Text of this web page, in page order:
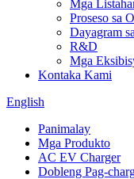
Mga
Proseso sa
Dayagram
R&D
Mga
Kontaka Kami
English
Panimalay
Mga Produkto
AC EV Charger
Dobleng Pag-